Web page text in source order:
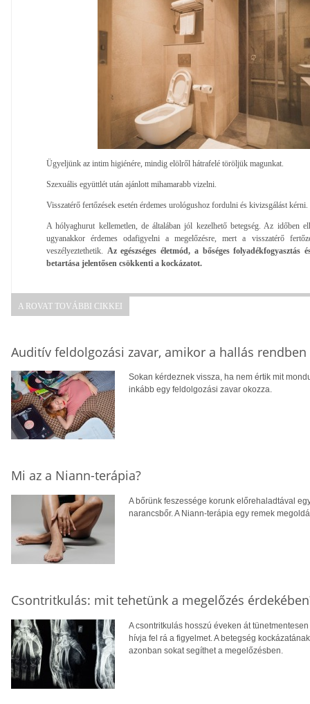
Ügyeljünk az intim higiénére, mindig elölről hátrafelé töröljük magunkat.
Szexuális együttlét után ajánlott mihamarabb vizelni.
Visszatérő fertőzések esetén érdemes urológushoz fordulni és kivizsgálást kérni.
A hólyaghurut kellemetlen, de általában jól kezelhető betegség. Az időben
ugyanakkor érdemes odafigyelni a megelőzésre, mert a visszatérő
veszélyeztethetik. Az egészséges életmód, a bőséges folyadékfogyasztás
betartása jelentősen csökkenti a kockázatot.
A ROVAT TOVÁBBI CIKKEI
Auditív feldolgozási zavar, amikor a hallás
Sokan kérdeznek vissza, ha nem értik mit
inkább egy feldolgozási zavar okozza.
Mi az a Niann-terápia?
A bőrünk feszessége korunk előrehaladtával
narancsbőr. A Niann-terápia egy remek
Csontritkulás: mit tehetünk a megelőzés
A csontritkulás hosszú éveken át
hívja fel rá a figyelmet. A betegség
azonban sokat segíthet a megelőzésben.